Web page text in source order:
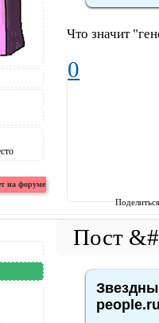
Что значит
0